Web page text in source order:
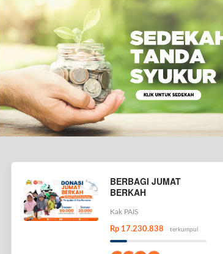
BERBAGI JUMAT
BERKAH
Kak PAIS
Rp 17.230.838 terkumpul